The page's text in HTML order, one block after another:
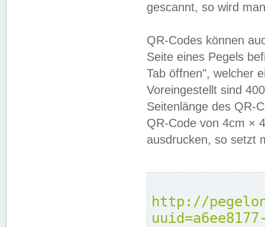
gescannt, so wird
QR-Codes können
Seite eines Pegels
Tab öffnen", welcher
Voreingestellt sind
Seitenlänge des QR-
QR-Code von 4cm ×
ausdrucken, so setzt
http://